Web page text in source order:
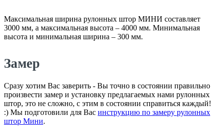
Максимальная ширина рулонных штор МИНИ составляет
3000 мм, а максимальная высота – 4000 мм. Минимальная
высота и минимальная ширина – 300 мм.
Замер
Сразу хотим Вас заверить - Вы точно в состоянии правильно
произвести замер и установку предлагаемых нами рулонных
штор, это не сложно, с этим в состоянии справиться каждый!
:) Мы подготовили для Вас инструкцию по замеру рулонных
штор Мини.